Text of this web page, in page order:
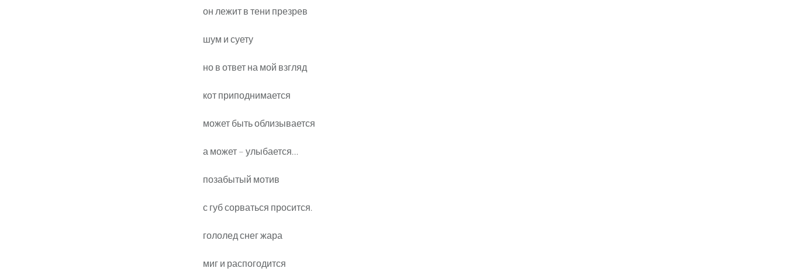
он лежит в тени презрев
шум и суету
но в ответ на мой взгляд
кот приподнимается
может быть облизывается
а может – улыбается…
позабытый мотив
с губ сорваться просится.
гололед снег жара
миг и распогодится